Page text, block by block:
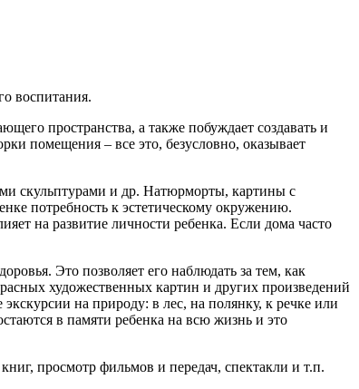
воспитания.
пространства, а также побуждает создавать и
помещения – все это, безусловно, оказывает
скульптурами и др. Натюрморты, картины с
потребность к эстетическому окружению.
на развитие личности ребенка. Если дома часто
Это позволяет его наблюдать за тем, как
художественных картин и других произведений
на природу: в лес, на полянку, к речке или
в памяти ребенка на всю жизнь и это
просмотр фильмов и передач, спектакли и т.п.